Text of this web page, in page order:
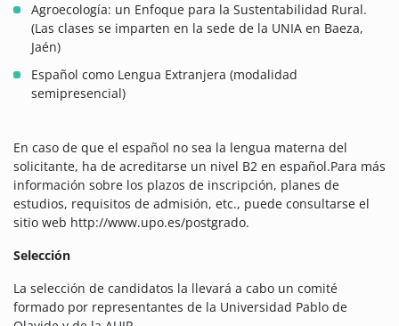
Agroecología: un Enfoque para la Sustentabilidad Rural.
(Las clases se imparten en la sede de la UNIA en Baeza,
Jaén)
Español como Lengua Extranjera (modalidad
semipresencial)
En caso de que el español no sea la lengua materna del
solicitante, ha de acreditarse un nivel B2 en español.Para más
información sobre los plazos de inscripción, planes de
estudios, requisitos de admisión, etc., puede consultarse el
sitio web http://www.upo.es/postgrado.
Selección
La selección de candidatos la llevará a cabo un comité
formado por representantes de la Universidad Pablo de